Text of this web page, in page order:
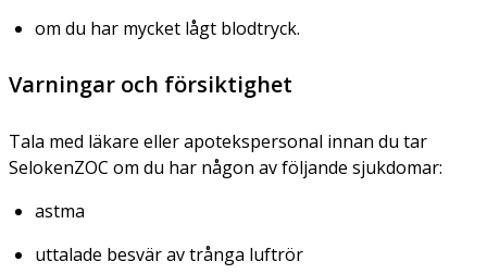
om du har mycket lågt blodtryck.
Varningar och försiktighet
Tala med läkare eller apotekspersonal innan du tar
SelokenZOC om du har någon av följande sjukdomar:
astma
uttalade besvär av trånga luftrör